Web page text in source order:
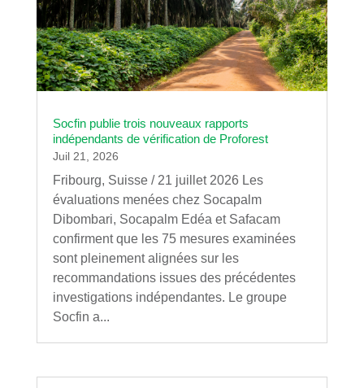
Socfin publie trois nouveaux rapports
indépendants de vérification de Proforest
Juil 21, 2026
Fribourg, Suisse / 21 juillet 2026 Les
évaluations menées chez Socapalm
Dibombari, Socapalm Edéa et Safacam
confirment que les 75 mesures examinées
sont pleinement alignées sur les
recommandations issues des précédentes
investigations indépendantes. Le groupe
Socfin a...